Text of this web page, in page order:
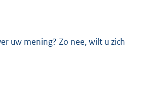
uw mening? Zo nee, wilt u zich